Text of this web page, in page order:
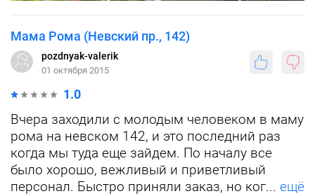
Мама Рома (Невский пр., 142)
pozdnyak-valerik
01 октября 2015
1.0
Вчера заходили с молодым человеком в маму
рома на невском 142, и это последний раз
когда мы туда еще зайдем. По началу все
было хорошо, вежливый и приветливый
персонал. Быстро приняли заказ, но ког... ещё